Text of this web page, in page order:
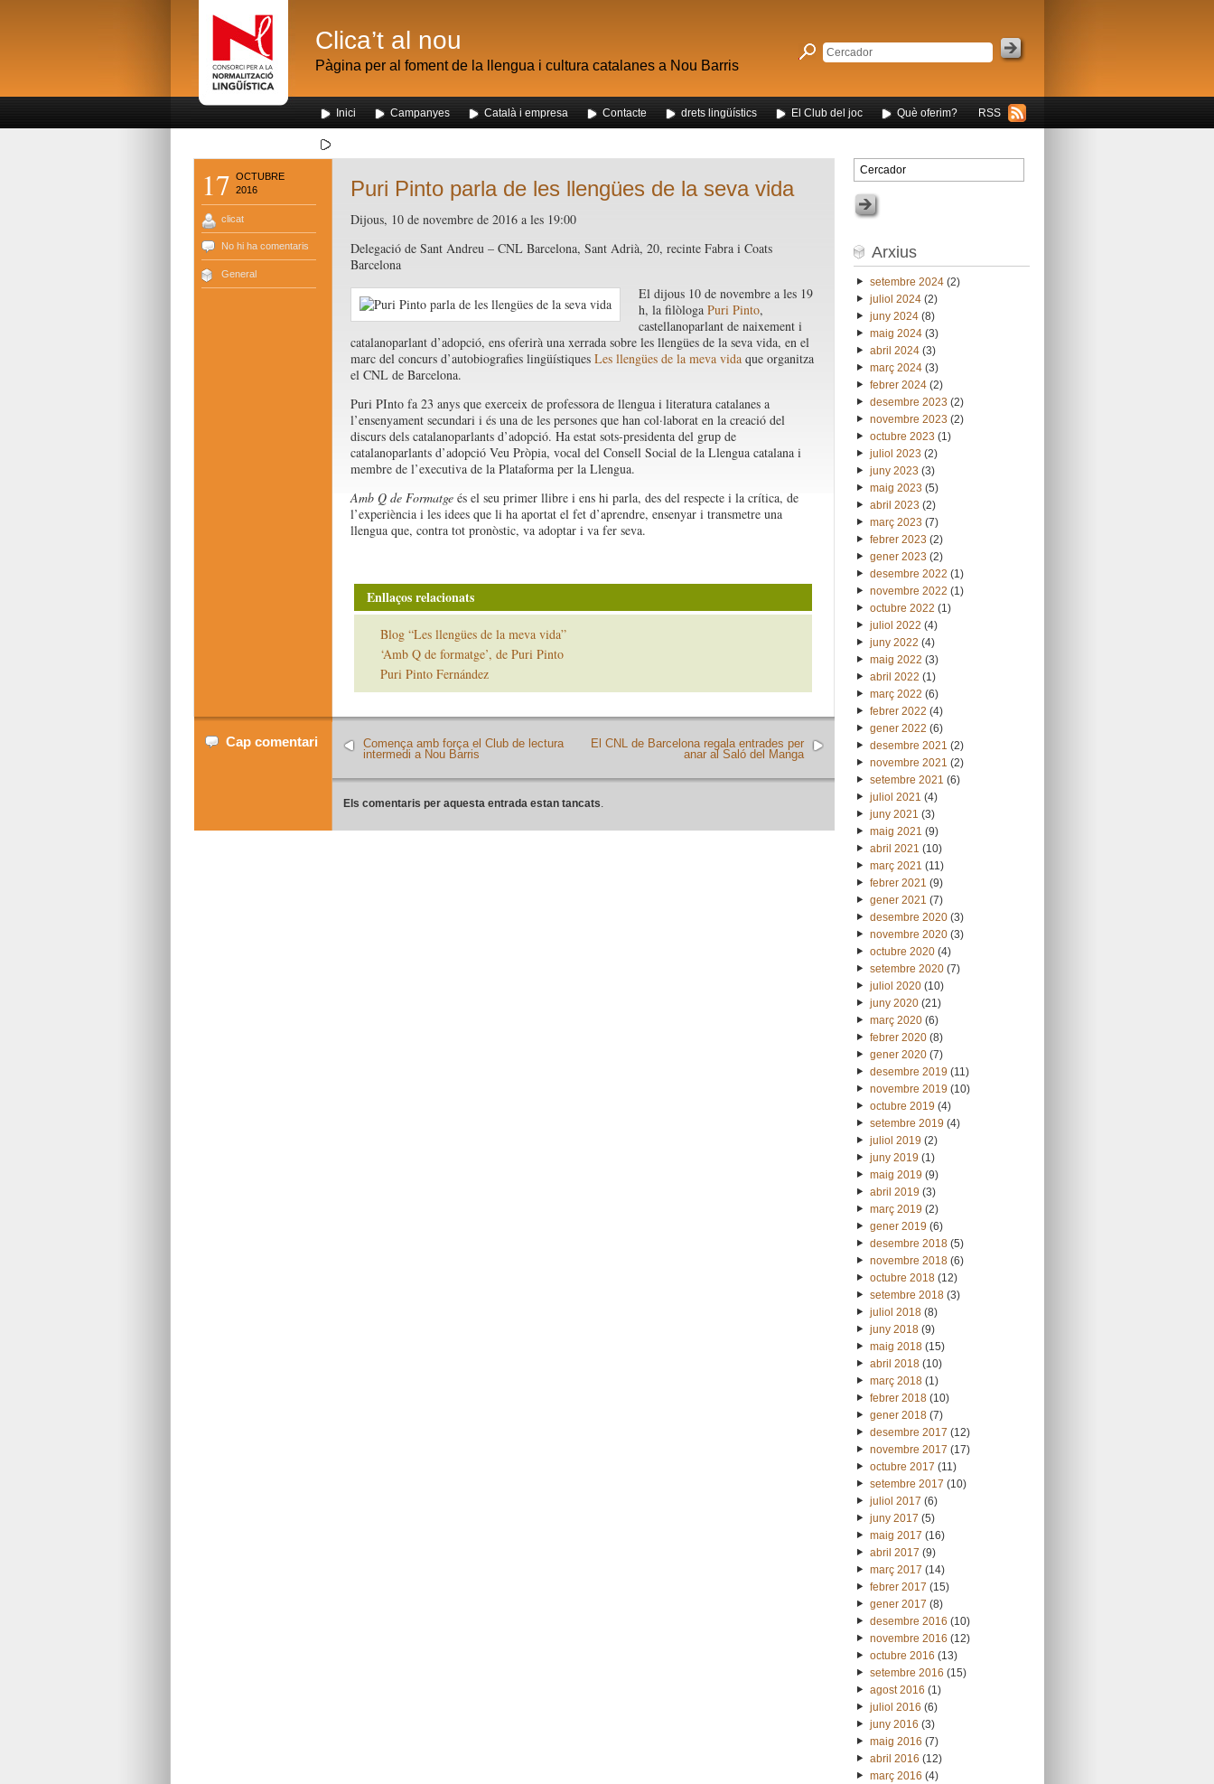
Clica’t al nou
Pàgina per al foment de la llengua i cultura catalanes a Nou Barris
RSS
Inici Campanyes Català i empresa Contacte drets lingüístics El Club del joc Què oferim?
17 OCTUBRE
2016
clicat
No hi ha comentaris
General
Puri Pinto parla de les llengües de la seva vida
Dijous, 10 de novembre de 2016 a les 19:00
Delegació de Sant Andreu – CNL Barcelona, Sant Adrià, 20, recinte Fabra i Coats
Barcelona
El dijous 10 de novembre a les 19
h, la filòloga Puri Pinto,
castellanoparlant de naixement i
catalanoparlant d’adopció, ens oferirà una xerrada sobre les llengües de la seva vida, en el
marc del concurs d’autobiografies lingüístiques Les llengües de la meva vidaque organitza
el CNL de Barcelona.
Puri PInto fa 23 anys que exerceix de professora de llengua i literatura catalanes a
l’ensenyament secundari i és una de les persones que han col·laborat en la creació del
discurs dels catalanoparlants d’adopció. Ha estat sots-presidenta del grup de
catalanoparlants d’adopció Veu Pròpia, vocal del Consell Social de la Llengua catalana i
membre de l’executiva de la Plataforma per la Llengua.
Amb Q de Formatgeés el seu primer llibre i ens hi parla, des del respecte i la crítica, de
l’experiència i les idees que li ha aportat el fet d’aprendre, ensenyar i transmetre una
llengua que, contra tot pronòstic, va adoptar i va fer seva.
Enllaços relacionats
Blog “Les llengües de la meva vida”
‘Amb Q de formatge’, de Puri Pinto
Puri Pinto Fernández
Cap comentari
El CNL de Barcelona regala entrades per
anar al Saló del Manga
Comença amb força el Club de lectura
intermedi a Nou Barris
Els comentaris per aquesta entrada estan tancats.
Arxius
setembre 2024(2)
juliol 2024(2)
juny 2024(8)
maig 2024(3)
abril 2024(3)
març 2024(3)
febrer 2024(2)
desembre 2023 (2)
novembre 2023 (2)
octubre 2023 (1)
juliol 2023 (2)
juny 2023 (3)
maig 2023 (5)
abril 2023 (2)
març 2023 (7)
febrer 2023 (2)
gener 2023 (2)
desembre 2022 (1)
novembre 2022 (1)
octubre 2022 (1)
juliol 2022 (4)
juny 2022 (4)
maig 2022 (3)
abril 2022 (1)
març 2022 (6)
febrer 2022 (4)
gener 2022 (6)
desembre 2021 (2)
novembre 2021 (2)
setembre 2021 (6)
juliol 2021 (4)
juny 2021 (3)
maig 2021 (9)
abril 2021 (10)
març 2021 (11)
febrer 2021 (9)
gener 2021 (7)
desembre 2020(3)
novembre 2020(3)
octubre 2020(4)
setembre 2020(7)
juliol 2020(10)
juny 2020(21)
març 2020(6)
febrer 2020(8)
gener 2020(7)
desembre 2019 (11)
novembre 2019 (10)
octubre 2019 (4)
setembre 2019 (4)
juliol 2019 (2)
juny 2019 (1)
maig 2019 (9)
abril 2019 (3)
març 2019 (2)
gener 2019 (6)
desembre 2018(5)
novembre 2018(6)
octubre 2018(12)
setembre 2018(3)
juliol 2018(8)
juny 2018(9)
maig 2018(15)
abril 2018(10)
març 2018(1)
febrer 2018(10)
gener 2018(7)
desembre 2017 (12)
novembre 2017 (17)
octubre 2017 (11)
setembre 2017 (10)
juliol 2017 (6)
juny 2017 (5)
maig 2017 (16)
abril 2017 (9)
març 2017 (14)
febrer 2017 (15)
gener 2017 (8)
desembre 2016 (10)
novembre 2016 (12)
octubre 2016 (13)
setembre 2016 (15)
agost 2016 (1)
juliol 2016 (6)
juny 2016 (3)
maig 2016 (7)
abril 2016 (12)
març 2016 (4)